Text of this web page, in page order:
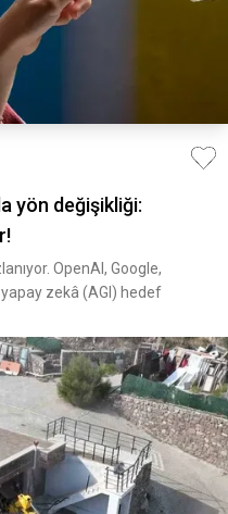
yön değişikliği:
OpenAI, Google,
zekâ (AGI) hedef